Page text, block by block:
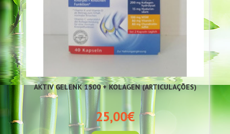
AKTIV GELENK 1500 + KOLAGEN (ARTICULAÇÕES)
25,00€